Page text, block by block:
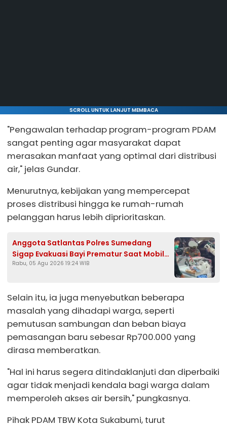
SCROLL UNTUK LANJUT MEMBACA
"Pengawalan terhadap program-program PDAM
sangat penting agar masyarakat dapat
merasakan manfaat yang optimal dari distribusi
air," jelas Gundar.
Menurutnya, kebijakan yang mempercepat
proses distribusi hingga ke rumah-rumah
pelanggan harus lebih diprioritaskan.
Anggota Satlantas Polres Sumedang
Sigap Evakuasi Bayi Prematur Saat Mobil
Ambulans Pecah Ban
Rabu, 05 Agu 2026 19:24 WIB
Selain itu, ia juga menyebutkan beberapa
masalah yang dihadapi warga, seperti
pemutusan sambungan dan beban biaya
pemasangan baru sebesar Rp700.000 yang
dirasa memberatkan.
"Hal ini harus segera ditindaklanjuti dan diperbaiki
agar tidak menjadi kendala bagi warga dalam
memperoleh akses air bersih," pungkasnya.
Pihak PDAM TBW Kota Sukabumi, turut